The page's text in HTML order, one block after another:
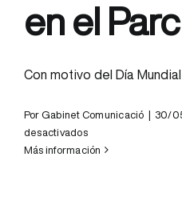
en el
Con motivo del Día Mundial
Por Gabinet Comunicació 30/
desactivadosen
El
Más información